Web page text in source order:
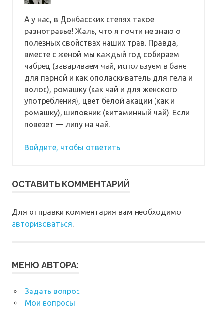
А у нас, в Донбасских степях такое
разнотравье! Жаль, что я почти не знаю о
полезных свойствах наших трав. Правда,
вместе с женой мы каждый год собираем
чабрец (завариваем чай, используем в бане
для парной и как ополаскиватель для тела и
волос), ромашку (как чай и для женского
употребления), цвет белой акации (как и
ромашку), шиповник (витаминный чай). Если
повезет — липу на чай.
Войдите, чтобы ответить
ОСТАВИТЬ КОММЕНТАРИЙ
Для отправки комментария вам необходимо
авторизоваться.
МЕНЮ АВТОРА:
Задать вопрос
Мои вопросы